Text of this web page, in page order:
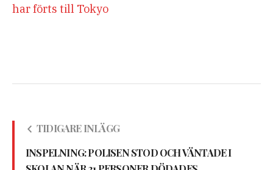
har förts till Tokyo
TIDIGARE INLÄGG
INSPELNING: POLISEN STOD OCH VÄNTADE I